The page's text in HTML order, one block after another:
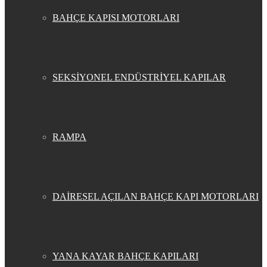
BAHÇE KAPISI MOTORLARI
SEKSİYONEL ENDÜSTRİYEL KAPILAR
RAMPA
DAİRESEL AÇILAN BAHÇE KAPI MOTORLARI
YANA KAYAR BAHÇE KAPILARI